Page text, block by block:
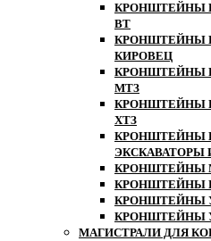
КРОНШТЕЙНЫ
ВТ
КРОНШТЕЙНЫ
КИРОВЕЦ
КРОНШТЕЙНЫ
МТЗ
КРОНШТЕЙНЫ
ХТЗ
КРОНШТЕЙНЫ
ЭКСКАВАТОРЫ
КРОНШТЕЙНЫ
КРОНШТЕЙНЫ
КРОНШТЕЙНЫ
КРОНШТЕЙНЫ
МАГИСТРАЛИ ДЛЯ